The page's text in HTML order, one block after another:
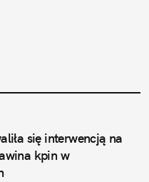
się interwencją na
kpin w